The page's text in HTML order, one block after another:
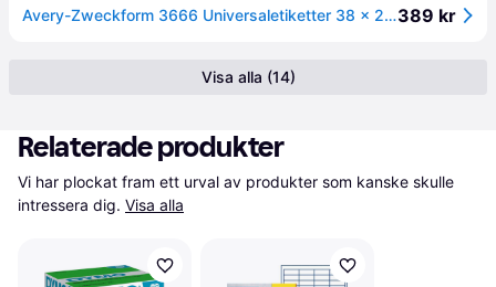
Avery-Zweckform 3666 Universaletiketter 38 x 21.2 mm Papper Vit 6500 st Permanent Bläckstråleskrivare, Laser, Laser, färg, Kopiator, Färgkopiator,389 kr
Visa alla (14)
Relaterade produkter
Vi har plockat fram ett urval av produkter som kanske skulle
intressera dig. Visa alla